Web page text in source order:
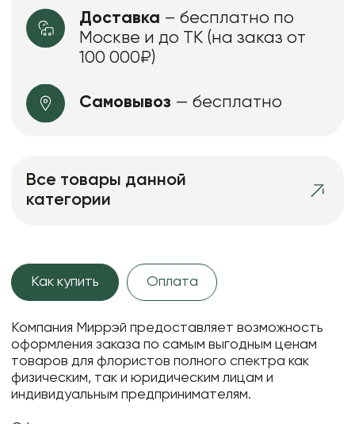
Доставка – бесплатно по
Москве и до ТК (на заказ от
100 000₽)
Самовывоз — бесплатно
Все товары данной
категории
Как купить Оплата
Компания Миррэй предоставляет возможность
оформления заказа по самым выгодным ценам
товаров для флористов полного спектра как
физическим, так и юридическим лицам и
индивидуальным предпринимателям.